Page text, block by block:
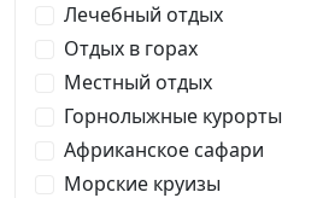
Лечебный отдых
Отдых в горах
Местный отдых
Горнолыжные курорты
Африканское сафари
Морские круизы